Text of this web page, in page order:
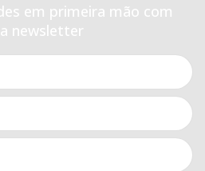
em primeira mão com
newsletter